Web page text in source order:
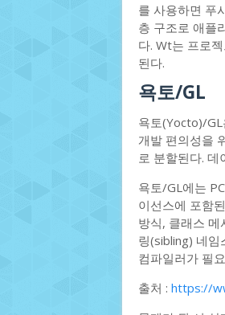
를 사용하면 푸
층 구조로 애플
다. Wt는 프로
된다.
욕토/GL
욕토(Yocto)/
개발 편의성을
로 분할된다.
욕토/GL에는
이선스에 포함
방식, 클래스
링(sibling) 네임
컴파일러가 필
출처 : https://